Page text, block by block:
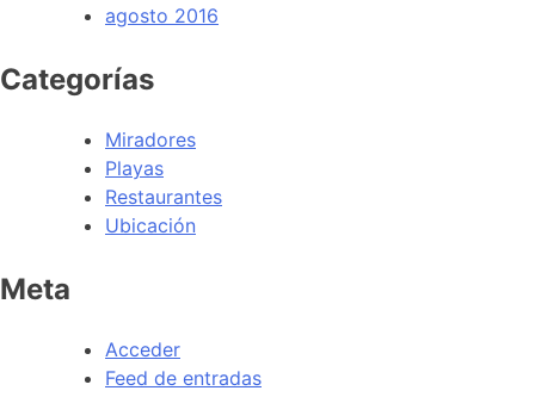
agosto 2016
Categorías
Miradores
Playas
Restaurantes
Ubicación
Meta
Acceder
Feed de entradas